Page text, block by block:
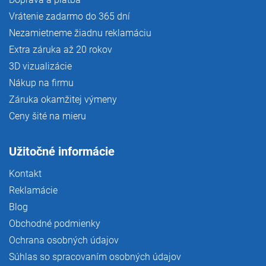
Vrátenie zadarmo do 365 dní
Nezamietneme žiadnu reklamáciu
Extra záruka až 20 rokov
3D vizualizácie
Nákup na firmu
Záruka okamžitej výmeny
Ceny šité na mieru
Užitočné informácie
Kontakt
Reklamácie
Blog
Obchodné podmienky
Ochrana osobných údajov
Súhlas so spracovaním osobných údajov